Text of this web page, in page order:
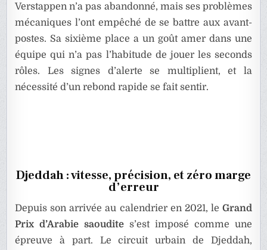
Verstappen n’a pas abandonné, mais ses problèmes
mécaniques l’ont empêché de se battre aux avant-
postes. Sa sixième place a un goût amer dans une
équipe qui n’a pas l’habitude de jouer les seconds
rôles. Les signes d’alerte se multiplient, et la
nécessité d’un rebond rapide se fait sentir.
Djeddah : vitesse, précision, et zéro marge
d’erreur
Depuis son arrivée au calendrier en 2021, le Grand
Prix d’Arabie saoudite s’est imposé comme une
épreuve à part. Le circuit urbain de Djeddah,